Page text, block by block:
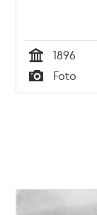
Tid
1896
Typ
Foto